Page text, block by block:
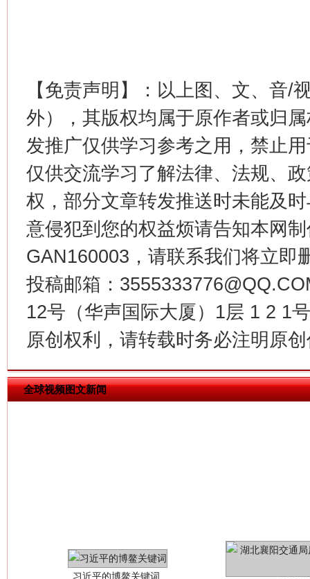
【免责声明】：以上图、文、音/
外），其版权均属于原作者或归
发推广仅供学习参考之用，禁止
仅供交流学习了解法律、法规、
权，部分文章转发推送时未能及
意侵犯到您的权益烦请告知本网
GAN160003，请联系我们将立即
投稿邮箱：
12号（华声国际大厦）1层 1 2 1
原创权利，请转载时务必注明原
全球视频图文新闻
这是一记警钟！ 谢
在谋一域中谋全局
今